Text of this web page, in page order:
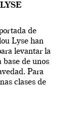
de
Lyse han
levantar la
base de unos
Para
clases de